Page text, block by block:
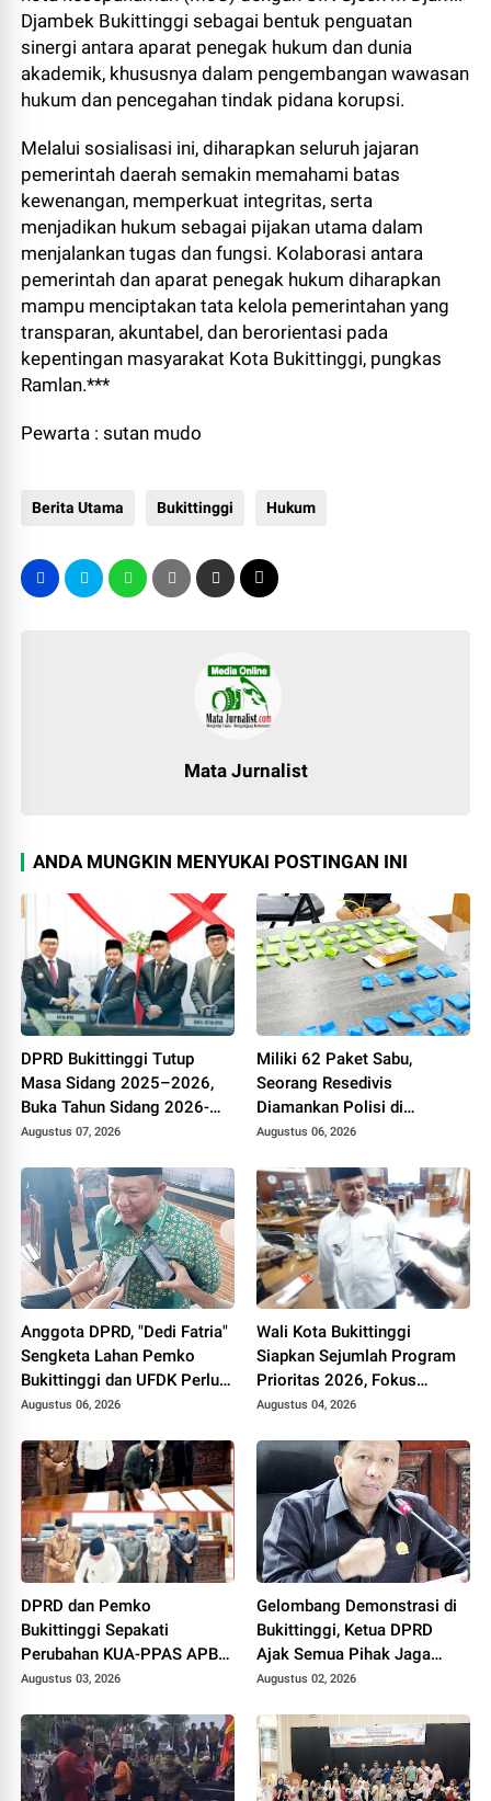
Djambek Bukittinggi sebagai bentuk penguatan
sinergi antara aparat penegak hukum dan dunia
akademik, khususnya dalam pengembangan wawasan
hukum dan pencegahan tindak pidana korupsi.
Melalui sosialisasi ini, diharapkan seluruh jajaran
pemerintah daerah semakin memahami batas
kewenangan, memperkuat integritas, serta
menjadikan hukum sebagai pijakan utama dalam
menjalankan tugas dan fungsi. Kolaborasi antara
pemerintah dan aparat penegak hukum diharapkan
mampu menciptakan tata kelola pemerintahan yang
transparan, akuntabel, dan berorientasi pada
kepentingan masyarakat Kota Bukittinggi, pungkas
Ramlan.***
Pewarta : sutan mudo
Berita Utama Bukittinggi Hukum
Mata Jurnalist
ANDA MUNGKIN MENYUKAI POSTINGAN INI
DPRD Bukittinggi Tutup
Masa Sidang 2025–2026,
Buka Tahun Sidang 2026-
2027, Wako Ramlan Beri
Augustus 07, 2026
Miliki 62 Paket Sabu,
Seorang Resedivis
Diamankan Polisi di
Bukittinggi
Augustus 06, 2026
Anggota DPRD, "Dedi Fatria"
Sengketa Lahan Pemko
Bukittinggi dan UFDK Perlu
Diselesaikan Lewat Dialog,
Sosial
Augustus 06, 2026
Wali Kota Bukittinggi
Siapkan Sejumlah Program
Prioritas 2026, Fokus
Pendidikan, Pariwisata, dan
Augustus 04, 2026
DPRD dan Pemko
Bukittinggi Sepakati
Perubahan KUA-PPAS APBD
2026, Jadi Dasar
APBD
Augustus 03, 2026
Gelombang Demonstrasi di
Bukittinggi, Ketua DPRD
Ajak Semua Pihak Jaga
Kondusivitas.
Augustus 02, 2026